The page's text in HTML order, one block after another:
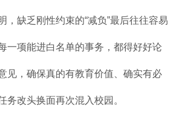
，缺乏刚性约束的“减负”最后往往容易
一项能进白名单的事务，都得好好论
见，确保真的有教育价值、确实有必
务改头换面再次混入校园。